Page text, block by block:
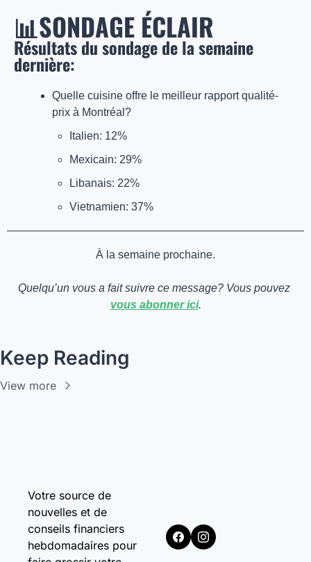
📊SONDAGE ÉCLAIR
Résultats du sondage de la semaine
dernière:
Quelle cuisine offre le meilleur rapport qualité-
prix à Montréal?
Italien: 12%
Mexicain: 29%
Libanais: 22%
Vietnamien: 37%
À la semaine prochaine.
vous abonner ici.
Keep Reading
View more
Votre source de
nouvelles et de
conseils financiers
hebdomadaires pour